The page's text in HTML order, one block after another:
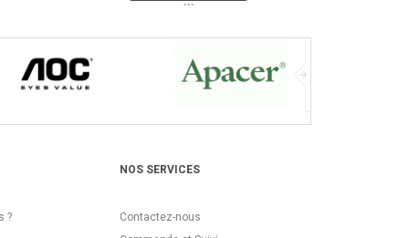
```
?
NOS SERVICES
Contactez-nous